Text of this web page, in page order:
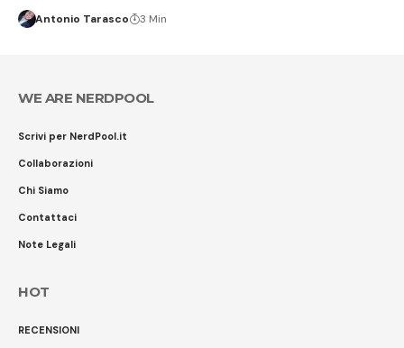
Antonio Tarasco 3 Min
WE ARE NERDPOOL
Scrivi per NerdPool.it
Collaborazioni
Chi Siamo
Contattaci
Note Legali
HOT
RECENSIONI